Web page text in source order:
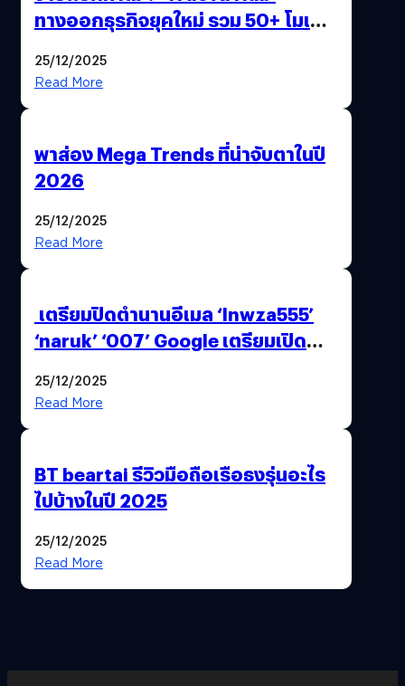
ทางออกธุรกิจยุคใหม่ รวม 50+ โมเดล
25/12/2025
Read More
พาส่อง Mega Trends ที่น่าจับตาในปี
2026
25/12/2025
Read More
เตรียมปิดตำนานอีเมล ‘lnwza555’
‘naruk’ ‘007’ Google เตรียมเปิด
25/12/2025
Read More
BT beartai รีวิวมือถือเรือธงรุ่นอะไร
ไปบ้างในปี 2025
25/12/2025
Read More